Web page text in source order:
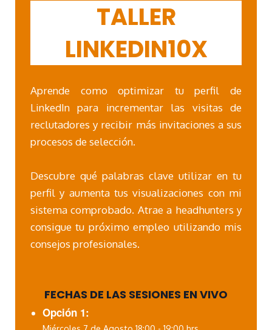
TALLER
LINKEDIN10X
Aprende como optimizar tu perfil de
LinkedIn para incrementar las visitas de
reclutadores y recibir más invitaciones a sus
procesos de selección.
Descubre qué palabras clave utilizar en tu
perfil y aumenta tus visualizaciones con mi
sistema comprobado. Atrae a headhunters y
consigue tu próximo empleo utilizando mis
consejos profesionales.
FECHAS DE LAS SESIONES EN VIVO
Opción 1: